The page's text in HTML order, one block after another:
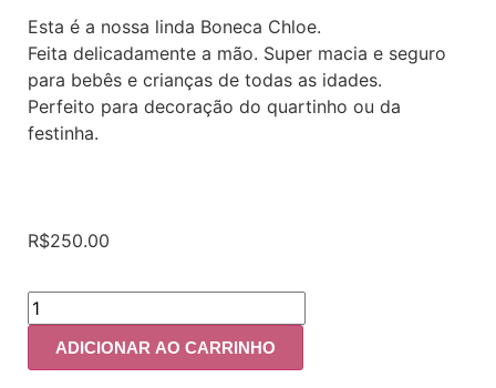
Esta é a nossa linda Boneca Chloe.
Feita delicadamente a mão. Super macia e seguro
para bebês e crianças de todas as idades.
Perfeito para decoração do quartinho ou da
festinha.
R$250.00
ADICIONAR AO CARRINHO